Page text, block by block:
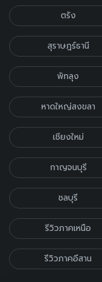
ตรัง
สุราษฎร์ธานี
พัทลุง
หาดใหญ่สงขลา
เชียงใหม่
กาญจนบุรี
ชลบุรี
รีวิวภาคเหนือ
รีวิวภาคอีสาน